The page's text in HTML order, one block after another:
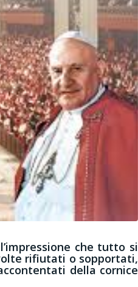
che tutto si
rifiutati o sopportati,
della cornice